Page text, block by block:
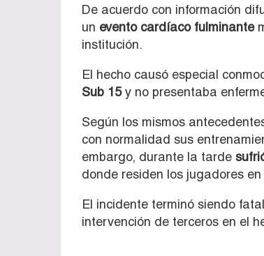
De acuerdo con información
un evento cardíaco fulminante
institución.
El hecho causó especial
Sub 15y no presentaba
Según los mismos
con normalidad sus
embargo, durante la tarde
donde residen los jugadores
El incidente terminó siendo
intervención de terceros en el